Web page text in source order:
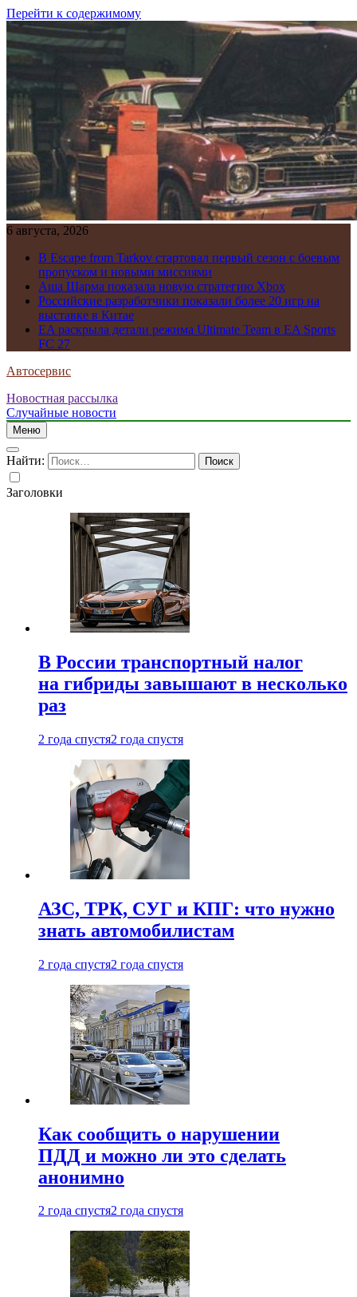
Перейти к содержимому
6 августа, 2026
В Escape from Tarkov стартовал первый сезон с боевым
пропуском и новыми миссиями
Аша Шарма показала новую стратегию Xbox
Российские разработчики показали более 20 игр на
выставке в Китае
EA раскрыла детали режима Ultimate Team в EA Sports
FC 27
Автосервис
Новостная рассылка
Случайные новости
Меню
Найти:
Заголовки
В России транспортный налог
на гибриды завышают в несколько
раз
2 года спустя2 года спустя
АЗС, ТРК, СУГ и КПГ: что нужно
знать автомобилистам
2 года спустя2 года спустя
Как сообщить о нарушении
ПДД и можно ли это сделать
анонимно
2 года спустя2 года спустя